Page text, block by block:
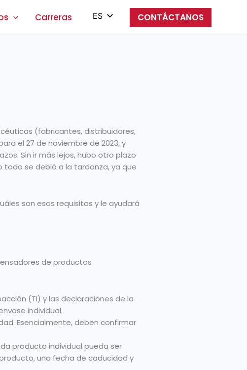
Carreras
ES
EN
CONTÁCTANOS
(fabricantes, distribuidores,
el 27 de noviembre de 2023, y
Sin ir más lejos, hubo otro plazo
todo se debió a la tardanza, ya que
son esos requisitos y le ayudará
de productos
(TI) y las declaraciones de la
individual.
Esencialmente, deben confirmar
producto individual pueda ser
una fecha de caducidad y